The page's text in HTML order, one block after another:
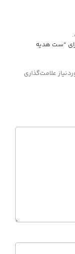
“ست هدیه
علامت‌گذاری